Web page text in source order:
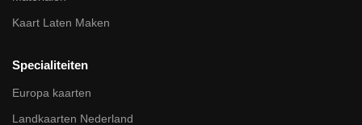
Kaart Laten Maken
Specialiteiten
Europa kaarten
Landkaarten Nederland